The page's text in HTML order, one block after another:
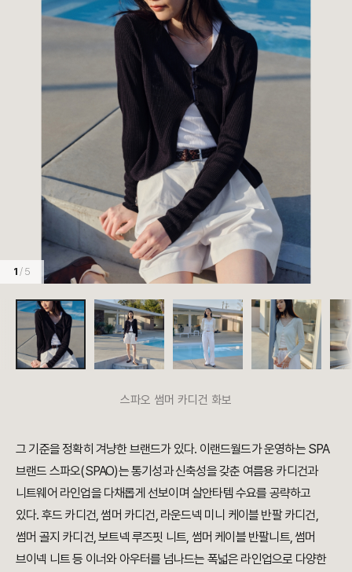
1 / 5
스파오 썸머 카디건 화보
그 기준을 정확히 겨냥한 브랜드가 있다. 이랜드월드가 운영하는 SPA
브랜드 스파오(SPAO)는 통기성과 신축성을 갖춘 여름용 카디건과
니트웨어 라인업을 다채롭게 선보이며 살안타템 수요를 공략하고
있다. 후드 카디건, 썸머 카디건, 라운드넥 미니 케이블 반팔 카디건,
썸머 골지 카디건, 보트넥 루즈핏 니트, 썸머 케이블 반팔니트, 썸머
브이넥 니트 등 이너와 아우터를 넘나드는 폭넓은 라인업으로 다양한